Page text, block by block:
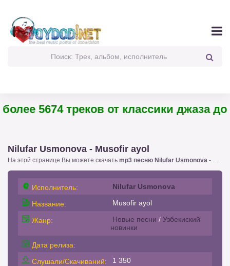
5674 треков от классики джаза до
Nilufar Usmonova - Musofir ayol
На этой странице Вы можете скачать mp3 песню Nilufar Usmonova - Musofir ayol
Исполнитель: Nilufar Usmonova
Название: Musofir ayol
Жанр: Новые песни / Узбекиский
новинки
Дата релиза:
Слушали/Скачиваний:
1 350